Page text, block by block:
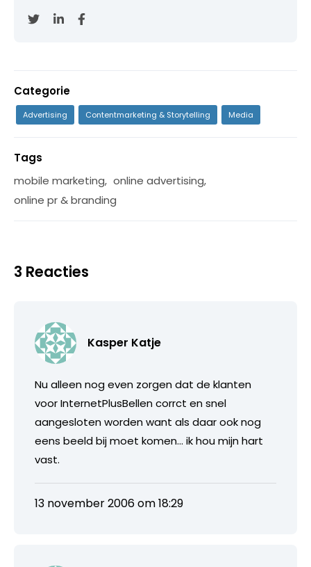
Categorie
Advertising Contentmarketing & Storytelling Media
Tags
mobile marketing, online advertising,
online pr & branding
3 Reacties
Kasper Katje
Nu alleen nog even zorgen dat de klanten
voor InternetPlusBellen corrct en snel
aangesloten worden want als daar ook nog
eens beeld bij moet komen… ik hou mijn hart
vast.
13 november 2006 om 18:29